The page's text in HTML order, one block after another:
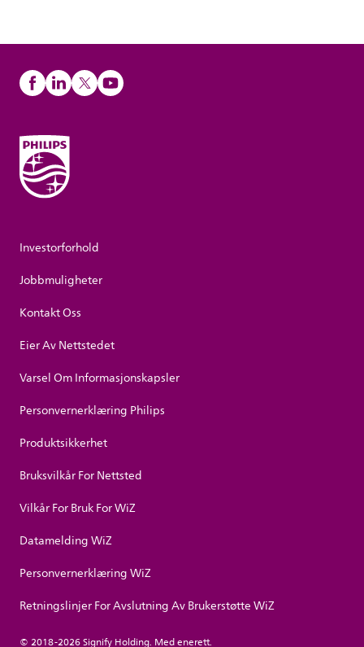
Investorforhold
Jobbmuligheter
Kontakt Oss
Eier Av Nettstedet
Varsel Om Informasjonskapsler
Personvernerklæring Philips
Produktsikkerhet
Bruksvilkår For Nettsted
Vilkår For Bruk For WiZ
Datamelding WiZ
Personvernerklæring WiZ
Retningslinjer For Avslutning Av Brukerstøtte WiZ
© 2018-2026 Signify Holding. Med enerett.